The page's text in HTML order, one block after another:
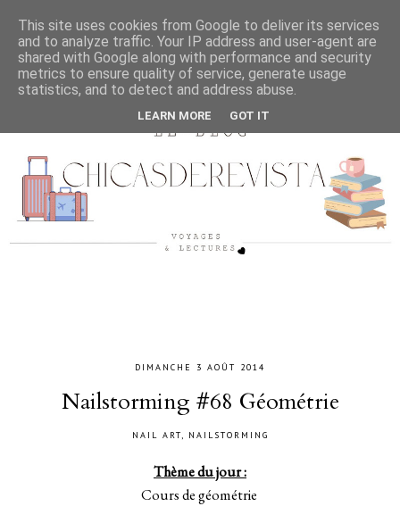
DIMANCHE 3 AOÛT 2014
Nailstorming #68 Géométrie
NAIL ART, NAILSTORMING
Thème du jour :
Cours de géométrie
This site uses cookies from Google to deliver its services
and to analyze traffic. Your IP address and user-agent are
shared with Google along with performance and security
metrics to ensure quality of service, generate usage
statistics, and to detect and address abuse.
LEARN MORE GOT IT